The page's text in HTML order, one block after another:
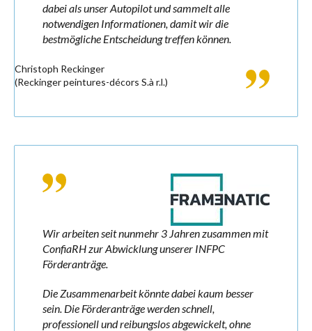
dabei als unser Autopilot und sammelt alle
notwendigen Informationen, damit wir die
bestmögliche Entscheidung treffen können.
Christoph Reckinger
(Reckinger peintures-décors S.à r.l.)
Wir arbeiten seit nunmehr 3 Jahren zusammen mit
ConfiaRH zur Abwicklung unserer INFPC
Förderanträge.
Die Zusammenarbeit könnte dabei kaum besser
sein. Die Förderanträge werden schnell,
professionell und reibungslos abgewickelt, ohne